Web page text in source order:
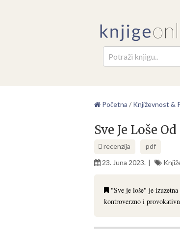
Početna / Književnost &
Sve Je Loše
recenzija
pdf
23. Juna 2023.
"Sve je loše" je
kontroverzno i